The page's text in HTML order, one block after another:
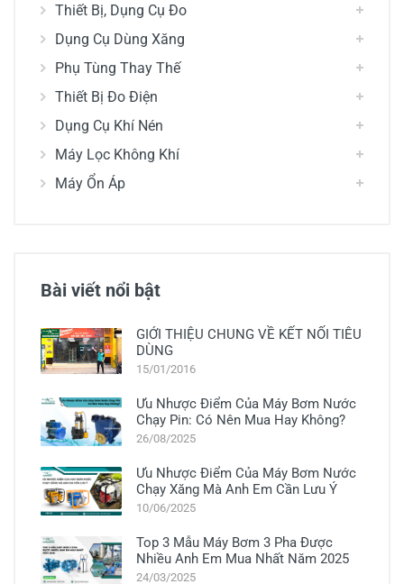
Thiết Bị, Dụng Cụ Đo
Dụng Cụ Dùng Xăng
Phụ Tùng Thay Thế
Thiết Bị Đo Điện
Dụng Cụ Khí Nén
Máy Lọc Không Khí
Máy Ổn Áp
Bài viết nổi bật
GIỚI THIỆU CHUNG VỀ KẾT NỐI TIÊU
DÙNG
15/01/2016
Ưu Nhược Điểm Của Máy Bơm Nước
Chạy Pin: Có Nên Mua Hay Không?
26/08/2025
Ưu Nhược Điểm Của Máy Bơm Nước
Chạy Xăng Mà Anh Em Cần Lưu Ý
10/06/2025
Top 3 Mẫu Máy Bơm 3 Pha Được
Nhiều Anh Em Mua Nhất Năm 2025
24/03/2025